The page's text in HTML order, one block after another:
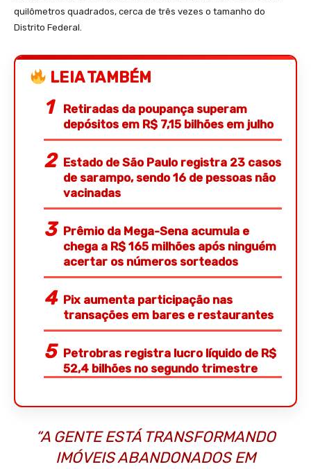
quilômetros quadrados, cerca de três vezes o tamanho do
Distrito Federal.
LEIA TAMBÉM
Retiradas da poupança superam
depósitos em R$ 7,15 bilhões em julho
Estado de São Paulo registra 23 casos
de sarampo, sendo 16 de pessoas não
vacinadas
Prêmio da Mega-Sena acumula e
chega a R$ 165 milhões após ninguém
acertar os números sorteados
Pix aumenta participação nas
transações em bares e restaurantes
Petrobras registra lucro líquido de R$
52,4 bilhões no segundo trimestre
“A GENTE ESTÁ TRANSFORMANDO
IMÓVEIS ABANDONADOS EM